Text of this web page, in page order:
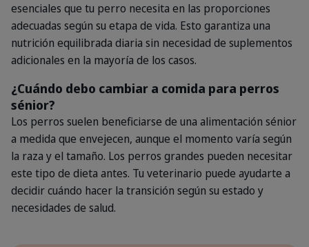
esenciales que tu perro necesita en las proporciones
adecuadas según su etapa de vida. Esto garantiza una
nutrición equilibrada diaria sin necesidad de suplementos
adicionales en la mayoría de los casos.
¿Cuándo debo cambiar a comida para perros
sénior?
Los perros suelen beneficiarse de una alimentación sénior
a medida que envejecen, aunque el momento varía según
la raza y el tamaño. Los perros grandes pueden necesitar
este tipo de dieta antes. Tu veterinario puede ayudarte a
decidir cuándo hacer la transición según su estado y
necesidades de salud.